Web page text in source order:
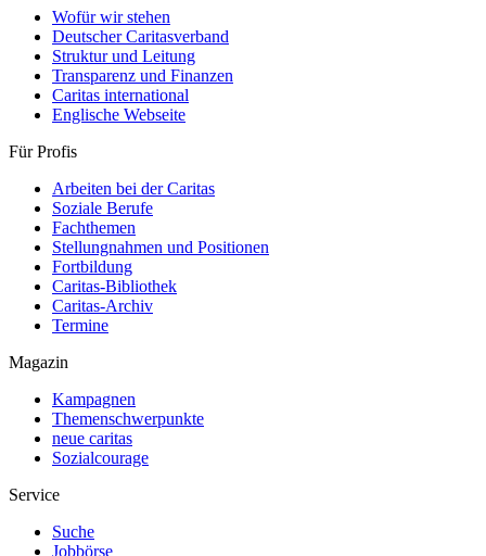
Wofür wir stehen
Deutscher Caritasverband
Struktur und Leitung
Transparenz und Finanzen
Caritas international
Englische Webseite
Für Profis
Arbeiten bei der Caritas
Soziale Berufe
Fachthemen
Stellungnahmen und Positionen
Fortbildung
Caritas-Bibliothek
Caritas-Archiv
Termine
Magazin
Kampagnen
Themenschwerpunkte
neue caritas
Sozialcourage
Service
Suche
Jobbörse